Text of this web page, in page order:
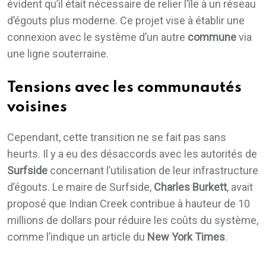
évident qu’il était nécessaire de relier l’île à un réseau
d’égouts plus moderne. Ce projet vise à établir une
connexion avec le système d’un autre communevia
une ligne souterraine.
Tensions avec les communautés
voisines
Cependant, cette transition ne se fait pas sans
heurts. Il y a eu des désaccords avec les autorités de
Surfside concernant l’utilisation de leur infrastructure
d’égouts. Le maire de Surfside, Charles Burkett, avait
proposé que Indian Creek contribue à hauteur de 10
millions de dollars pour réduire les coûts du système,
comme l’indique un article du New York Times.